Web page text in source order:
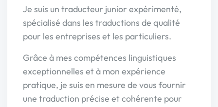
Je suis un traducteur junior expérimenté,
spécialisé dans les traductions de qualité
pour les entreprises et les particuliers.
Grâce à mes compétences linguistiques
exceptionnelles et à mon expérience
pratique, je suis en mesure de vous fournir
une traduction précise et cohérente pour